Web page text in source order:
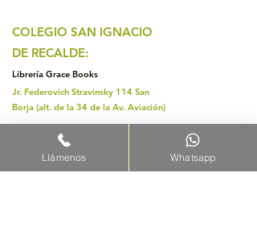
COLEGIO SAN IGNACIO
DE RECALDE:
Librería Grace Books
Jr. Federovich Stravinsky 114 San
Borja (alt. de la 34 de la Av. Aviación)
Llámenos Whatsapp